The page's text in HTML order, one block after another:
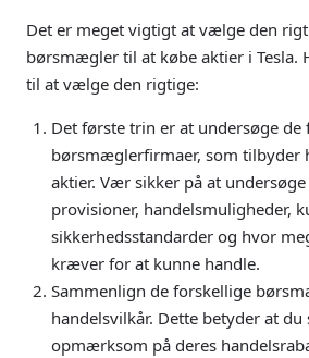
Det er meget vigtigt at vælge den
børsmægler til at købe aktier i Tesla.
til at vælge den rigtige:
Det første trin er at undersøge
børsmæglerfirmaer, som tilbyder
aktier. Vær sikker på at undersøge
provisioner, handelsmuligheder,
sikkerhedsstandarder og hvor
kræver for at kunne handle.
Sammenlign de forskellige
handelsvilkår. Dette betyder at
opmærksom på deres